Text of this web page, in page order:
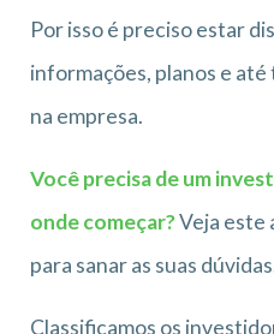
Por isso é preciso estar
informações, planos e
na empresa.
Você precisa de um
onde começar?Veja este
para sanar as suas
Classificamos os